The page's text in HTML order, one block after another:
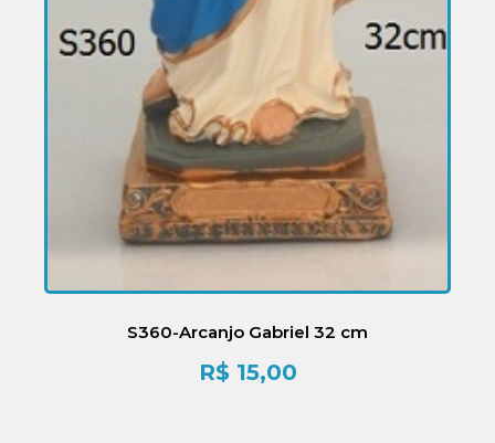
S360-Arcanjo Gabriel 32 cm
R$15,00